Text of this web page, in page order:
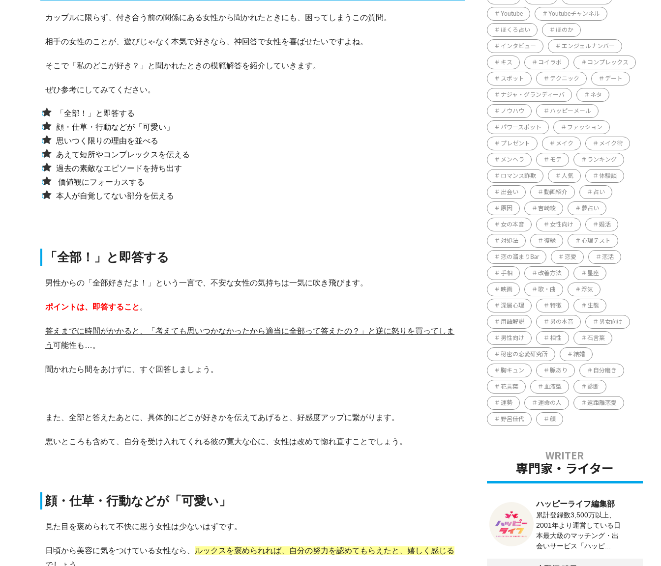
カップルに限らず、付き合う前の関係にある女性から聞かれたときにも、困ってしまうこの質問。
相手の女性のことが、遊びじゃなく本気で好きなら、神回答で女性を喜ばせたいですよね。
そこで「私のどこが好き？」と聞かれたときの模範解答を紹介していきます。
ぜひ参考にしてみてください。
「全部！」と即答する
顔・仕草・行動などが「可愛い」
思いつく限りの理由を並べる
あえて短所やコンプレックスを伝える
過去の素敵なエピソードを持ち出す
価値観にフォーカスする
本人が自覚してない部分を伝える
「全部！」と即答する
男性からの「全部好きだよ！」という一言で、不安な女性の気持ちは一気に吹き飛びます。
ポイントは、即答すること 。
答えまでに時間がかかると、「考えても思いつかなかったから適当に全部って答えたの？」と逆に怒りを買ってしま
う 可能性も…。
聞かれたら間をあけずに、すぐ回答しましょう。
また、全部と答えたあとに、具体的にどこが好きかを伝えてあげると、好感度アップに繋がります。
悪いところも含めて、自分を受け入れてくれる彼の寛大な心に、女性は改めて惚れ直すことでしょう。
顔・仕草・行動などが「可愛い」
見た目を褒められて不快に思う女性は少ないはずです。
日頃から美容に気をつけている女性なら、
ルックスを褒められれば、自分の努力を認めてもらえたと、嬉しく感じる
Youtube Youtubeチャンネル
ほくろ占い ほのか
インタビュー エンジェルナンバー
キス コイラボ コンプレックス
スポット テクニック デート
ナジャ・グランディーバ ネタ
ノウハウ ハッピーメール
パワースポット ファッション
プレゼント メイク メイク術
メンヘラ モテ ランキング
ロマンス詐欺 人気 体験談
出会い 動画紹介 占い
原因 吉崎綾 夢占い
女の本音 女性向け 婚活
対処法 復縁 心理テスト
恋の溜まりBar 恋愛 恋活
手相 改善方法 星座
映画 歌・曲 浮気
深層心理 特徴 生態
用語解説 男の本音 男女向け
男性向け 相性 石言葉
秘密の恋愛研究所 結婚
胸キュン 脈あり 自分磨き
花言葉 血液型 診断
運勢 運命の人 遠距離恋愛
野呂佳代 顔
専門家・ライター
ハッピーライフ編集部
累計登録数3,500万以上、
2001年より運営している日
本最大級のマッチング・出
会いサービス「ハッピ...